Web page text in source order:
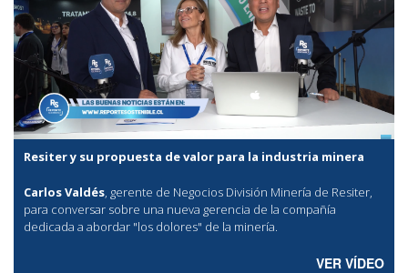
Resiter y su propuesta de valor para la industria minera
Carlos Valdés, gerente de Negocios División Minería de Resiter,
para conversar sobre una nueva gerencia de la compañía
dedicada a abordar "los dolores" de la minería.
VER VÍDEO